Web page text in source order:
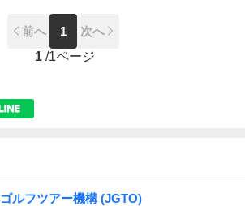
前へ 1
次へ
1 /1ページ
ゴルフツアー機構 (JGTO)